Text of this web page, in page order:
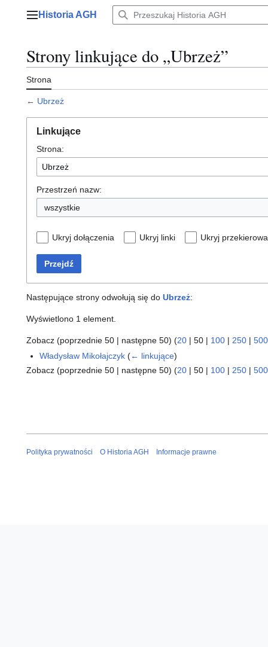
Menu główne
Historia AGH
Strony linkujące do „Ubrzeż”
Strona
← Ubrzeż
Linkujące
Strona:
Przestrzeń nazw:
wszystkie
Ukryj dołączenia Ukryj linki Ukryj
Przejdź
Następujące strony odwołują się do Ubrzeż:
Wyświetlono 1 element.
Zobacz (poprzednie 50 | następne 50) (20 | 50 | 100 | 250 | 500
Władysław Mikołajczyk (← linkujące)
Zobacz (poprzednie 50 | następne 50) (20 | 50 | 100 | 250 | 500
Polityka prywatności O Historia AGH Informacje prawne